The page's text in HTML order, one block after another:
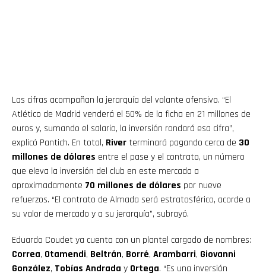
Las cifras acompañan la jerarquía del volante ofensivo. “El
Atlético de Madrid venderá el 50% de la ficha en 21 millones de
euros y, sumando el salario, la inversión rondará esa cifra”,
explicó Pantich. En total, Riverterminará pagando cerca de 30
millones de dólares entre el pase y el contrato, un número
que eleva la inversión del club en este mercado a
aproximadamente 70 millones de dólares por nueve
refuerzos. “El contrato de Almada será estratosférico, acorde a
su valor de mercado y a su jerarquía”, subrayó.
Eduardo Coudet ya cuenta con un plantel cargado de nombres:
Correa, Otamendi, Beltrán, Borré, Arambarri, Giovanni
González, Tobías Andrada y Ortega. “Es una inversión